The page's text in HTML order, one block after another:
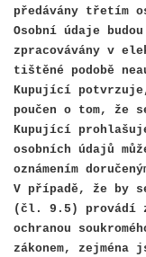
předávány třetím
Osobní údaje
zpracovávány v
tištěné podobě
Kupující
poučen o tom, že
Kupující
osobních údajů
oznámením
V případě, že by
(čl. 9.5) provádí
ochranou
zákonem,